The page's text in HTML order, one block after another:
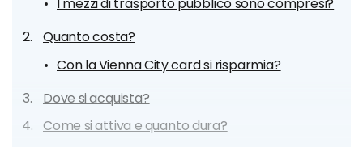
Quanto costa?
Con la Vienna City card si risparmia?
Dove si acquista?
Come si attiva e quanto dura?